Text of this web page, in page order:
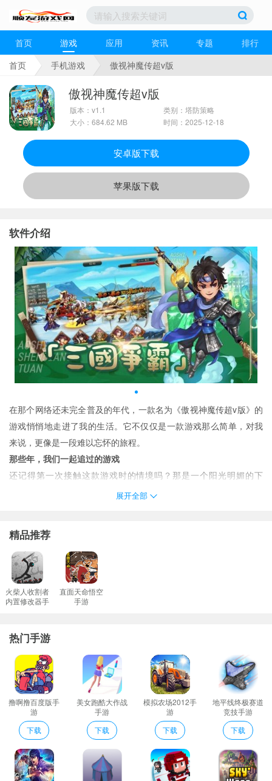
首页 游戏 应用 资讯 专题
排行
首页
手机游戏 傲视神魔传超v版
傲视神魔传超v版
版本：v1.1
大小：684.62 MB
类别：塔防策略
时间：2025-12-18
安卓版下载
苹果版下载
软件介绍
在那个网络还未完全普及的年代，一款名为《傲视神魔传超v版》的
游戏悄悄地走进了我的生活。它不仅仅是一款游戏那么简单，对我
来说，更像是一段难以忘怀的旅程。
那些年，我们一起追过的游戏
还记得第一次接触这款游戏时的情境吗？那是一个阳光明媚的下
午，几个小伙伴围坐在一台老式电脑前，兴奋地讨论着如何通过下
与现在相比，《傲视神魔传超v版》的画面可能显得有些粗糙，但正
是这种略带像素风格的设计给了我们无限想象的空间。每一个角色
背后都有着自己独特的故事，每一场战斗都不只是数值之间的较
量，更是智慧与勇气的比拼。
从青涩到成熟——游戏行业的变迁
随着时间流逝，曾经一起并肩作战的好友渐渐散落天涯海角；而我
手中的游戏也从最初的单机版变成了如今更加精致复杂的在线多人
版本。不得不承认，技术的进步让今天的游戏玩家们享受到了前所
展开全部
精品推荐
火柴人收割者
内置修改器手
直面天命悟空
手游
热门手游
撸啊撸百度版手
游
下载
美女跑酷大作战
手游
下载
模拟农场2012手
游
下载
地平线终极赛道
竞技手游
下载